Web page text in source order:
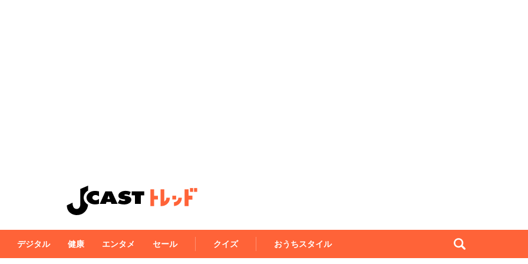
デジタル 健康 エンタメ セール クイズ おうちスタイル